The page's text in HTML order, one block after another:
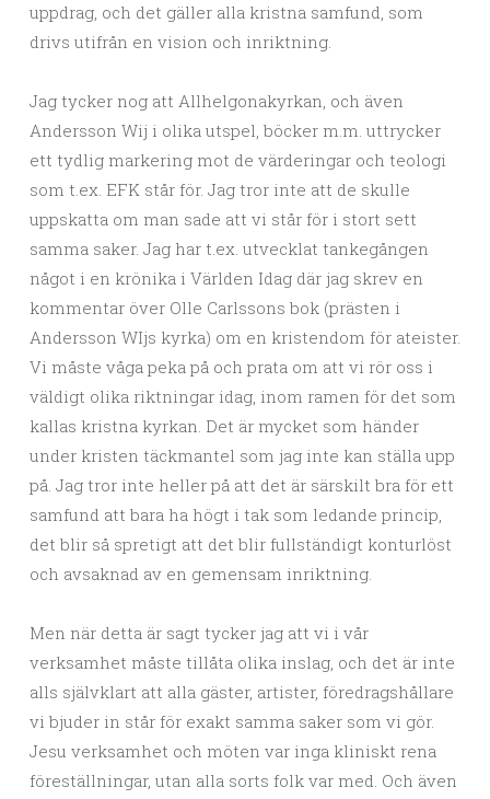
uppdrag, och det gäller alla kristna samfund, som
drivs utifrån en vision och inriktning.
Jag tycker nog att Allhelgonakyrkan, och även
Andersson Wij i olika utspel, böcker m.m. uttrycker
ett tydlig markering mot de värderingar och teologi
som t.ex. EFK står för. Jag tror inte att de skulle
uppskatta om man sade att vi står för i stort sett
samma saker. Jag har t.ex. utvecklat tankegången
något i en krönika i Världen Idag där jag skrev en
kommentar över Olle Carlssons bok (prästen i
Andersson WIjs kyrka) om en kristendom för ateister.
Vi måste våga peka på och prata om att vi rör oss i
väldigt olika riktningar idag, inom ramen för det som
kallas kristna kyrkan. Det är mycket som händer
under kristen täckmantel som jag inte kan ställa upp
på. Jag tror inte heller på att det är särskilt bra för ett
samfund att bara ha högt i tak som ledande princip,
det blir så spretigt att det blir fullständigt konturlöst
och avsaknad av en gemensam inriktning.
Men när detta är sagt tycker jag att vi i vår
verksamhet måste tillåta olika inslag, och det är inte
alls självklart att alla gäster, artister, föredragshållare
vi bjuder in står för exakt samma saker som vi gör.
Jesu verksamhet och möten var inga kliniskt rena
föreställningar, utan alla sorts folk var med. Och även